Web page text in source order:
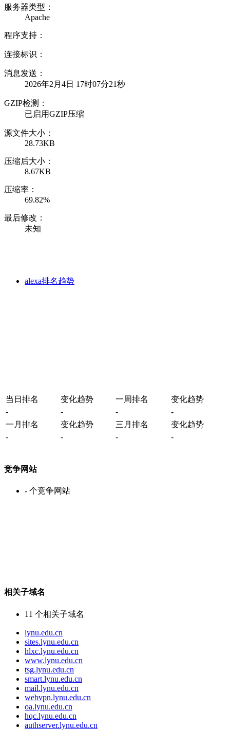
服务器类型：
Apache
程序支持：
连接标识：
消息发送：
2026年2月4日 17时07分21秒
GZIP检测：
已启用GZIP压缩
源文件大小：
28.73KB
压缩后大小：
8.67KB
压缩率：
69.82%
最后修改：
未知
alexa排名趋势
当日排名 变化趋势 一周排名
变化趋势
-
- -
-
一月排名
变化趋势 三月排名
变化趋势
-
- - -
竞争网站
- 个竞争网站
相关子域名
11 个相关子域名
lynu.edu.cn
sites.lynu.edu.cn
hlxc.lynu.edu.cn
www.lynu.edu.cn
tsg.lynu.edu.cn
smart.lynu.edu.cn
mail.lynu.edu.cn
webvpn.lynu.edu.cn
oa.lynu.edu.cn
hqc.lynu.edu.cn
authserver.lynu.edu.cn